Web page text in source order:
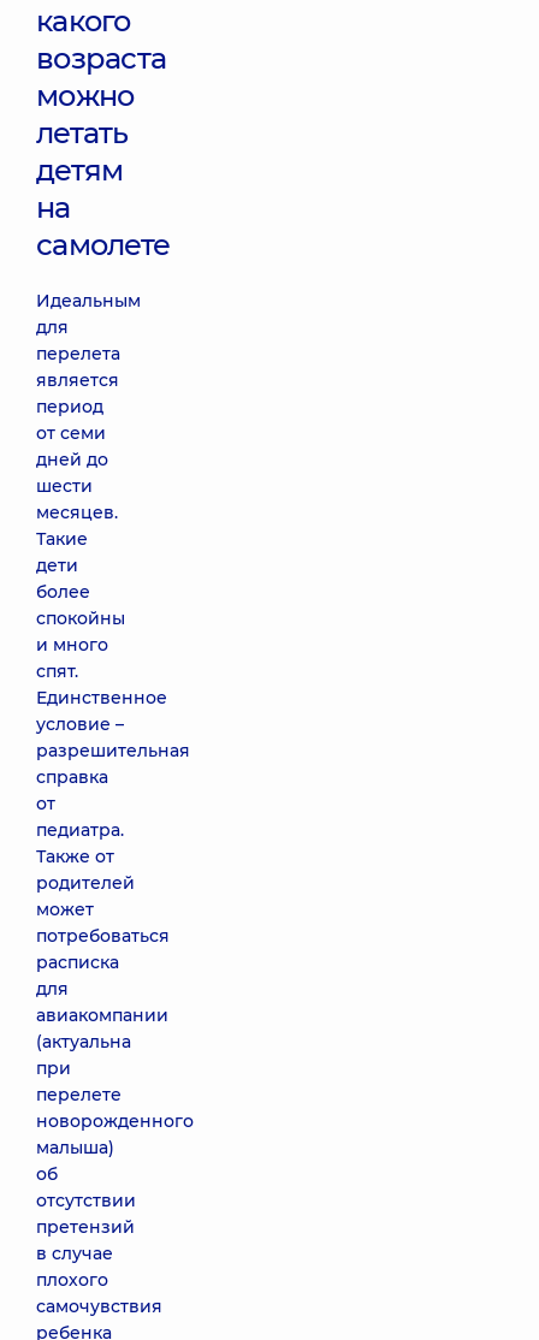
какого
возраста
можно
летать
детям
на
самолете
Идеальным
для
перелета
является
период
от семи
дней до
шести
месяцев.
Такие
дети
более
спокойны
и много
спят.
Единственное
условие –
разрешительная
справка
от
педиатра.
Также от
родителей
может
потребоваться
расписка
для
авиакомпании
(актуальна
при
перелете
новорожденного
малыша)
об
отсутствии
претензий
в случае
плохого
самочувствия
ребенка